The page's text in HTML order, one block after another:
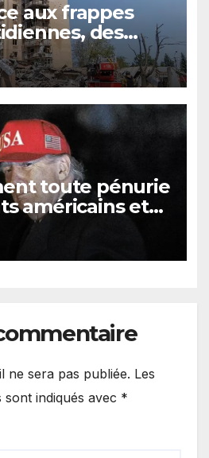
aux frappes
des
ordonnées à
toute pénurie
américains et
médias
ne sera pas publiée. Les
indiqués avec *